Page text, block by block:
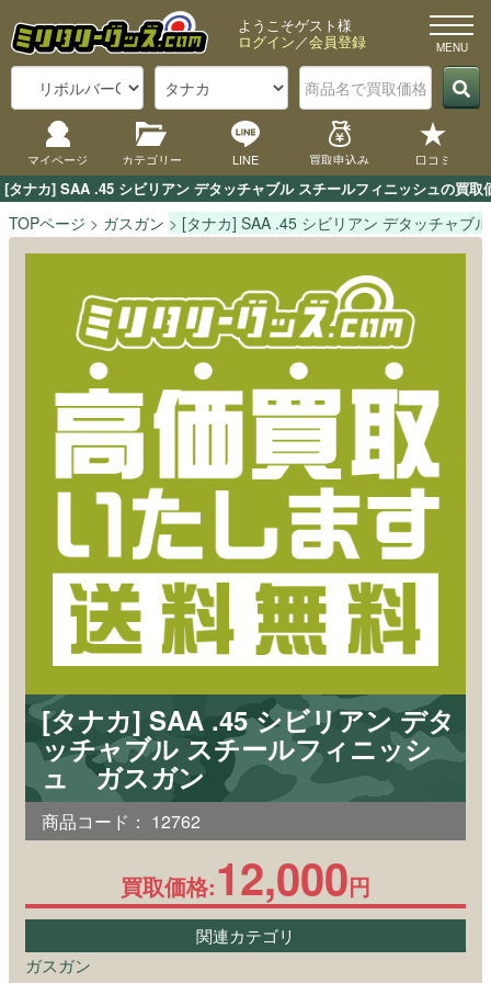
[タナカ] SAA .45 シビリアン デタッチャブル スチールフィニッシュの買
ようこそゲスト様
ログイン／会員登録
マイページ カテゴリー LINE 買取申込み 口コミ
TOPページ ガスガン [タナカ] SAA .45 シビリアン デタッチャブ
[タナカ] SAA .45 シビリアン デタ
ッチャブル スチールフィニッシ
ュ ガスガン
商品コード： 12762
買取価格:12,000円
関連カテゴリ
ガスガン